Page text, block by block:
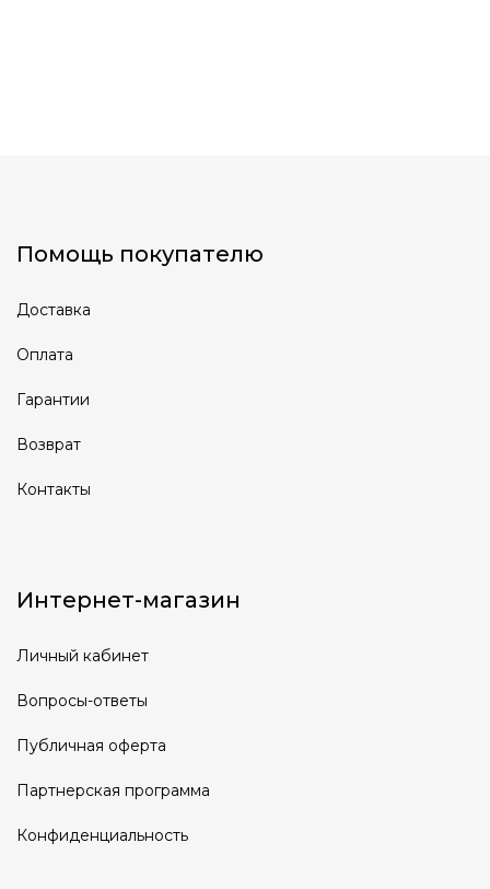
Помощь покупателю
Доставка
Оплата
Гарантии
Возврат
Контакты
Интернет-магазин
Личный кабинет
Вопросы-ответы
Публичная оферта
Партнерская программа
Конфиденциальность